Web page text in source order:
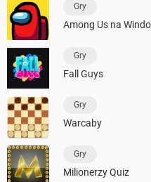
Gry
Among Us na
Gry
Fall Guys
Gry
Warcaby
Gry
Milionerzy Quiz